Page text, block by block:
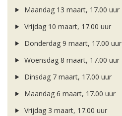
Maandag 13 maart, 17.00 uur
Vrijdag 10 maart, 17.00 uur
Donderdag 9 maart, 17.00 uur
Woensdag 8 maart, 17.00 uur
Dinsdag 7 maart, 17.00 uur
Maandag 6 maart, 17.00 uur
Vrijdag 3 maart, 17.00 uur